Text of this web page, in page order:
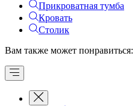
Прикроватная тумба
Кровать
Столик
Вам также может понравиться: